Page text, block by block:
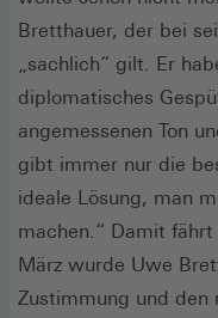
Bretthauer, der bei
„sachlich“ gilt. Er
diplomatisches
angemessenen Ton
gibt immer nur die
ideale Lösung, man
machen.“ Damit
März wurde Uwe
Zustimmung und den